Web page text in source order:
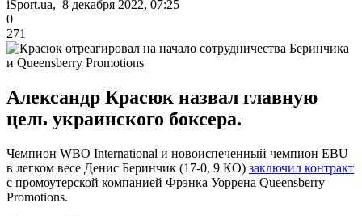
iSport.ua, 8 декабря 2022, 07:25
0
271
Александр Красюк назвал главную
цель украинского боксера.
Чемпион WBO International и новоиспеченный чемпион EBU
в легком весе Денис Беринчик (17-0, 9 КО) заключил контракт
с промоутерской компанией Фрэнка Уоррена Queensberry
Promotions.